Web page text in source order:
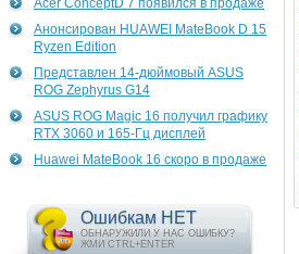
Acer ConceptD 7 появился в продаже
Анонсирован HUAWEI MateBook D 15
Ryzen Edition
Представлен 14-дюймовый ASUS
ROG Zephyrus G14
ASUS ROG Magic 16 получил графику
RTX 3060 и 165-Гц дисплей
Huawei MateBook 16 скоро в продаже
Ошибкам НЕТ
ОБНАРУЖИЛИ У НАС ОШИБКУ?
ЖМИ CTRL+ENTER